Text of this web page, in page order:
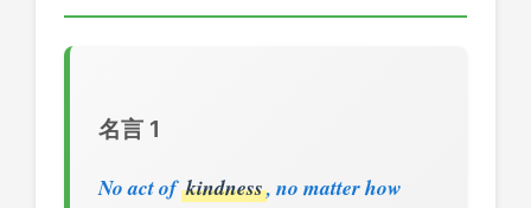
名言 1
No act of kindness, no matter how